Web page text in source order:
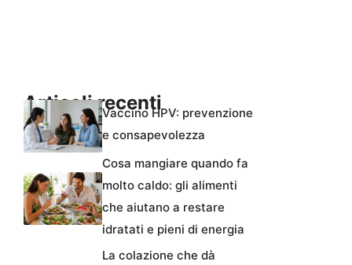
Articoli recentiVaccino HPV: prevenzione
e consapevolezza
Cosa mangiare quando fa
molto caldo: gli alimenti
che aiutano a restare
idratati e pieni di energia
La colazione che dà